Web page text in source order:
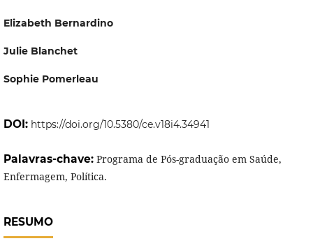
Elizabeth Bernardino
Julie Blanchet
Sophie Pomerleau
DOI: https://doi.org/10.5380/ce.v18i4.34941
Palavras-chave: Programa de Pós-graduação em Saúde,
Enfermagem, Política.
RESUMO